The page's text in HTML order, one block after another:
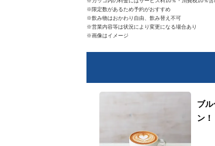
※限定数があるため予約がおすすめ
※飲み物はおかわり自由、飲み替え不可
※営業内容等は状況により変更になる場合あり
※画像はイメージ
ブ
ン！